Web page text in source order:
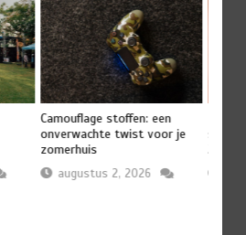
Camouflage stoffen: een
onverwachte twist voor je
zomerhuis
augustus 2, 2026